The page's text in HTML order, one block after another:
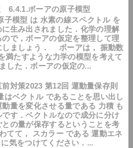
6.4.1.ボーアの原子模型
模型 は 水素の線スペクトル を
生み出されました．化学の理解
で，ボーアの仮定を整理して理
しましょう． ボーアは， 振動数
満たすような力学の模型を考えて
した．ボーアの仮定の...
対策2023 第12回 運動量保存則
ベクトル であることを思い出し
動量を変化させる量である 力積 も
です．ベクトルなので成分に分け
との量が保存するということを考
てて， スカラー である 運動エネ
気をつけてください．...